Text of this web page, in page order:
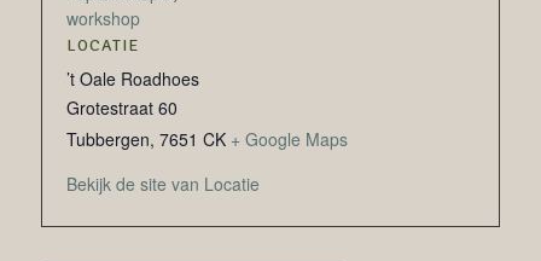
workshop
LOCATIE
’t Oale Roadhoes
Grotestraat 60
Tubbergen, 7651 CK + Google Maps
Bekijk de site van Locatie